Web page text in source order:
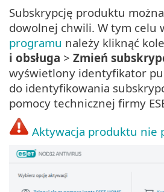
Subskrypcję produktu
dowolnej chwili. W tym celu
programu należy kliknąć
i obsługa > Zmień
wyświetlony identyfikator
do identyfikowania
pomocy technicznej firmy
Aktywacja produktu nie